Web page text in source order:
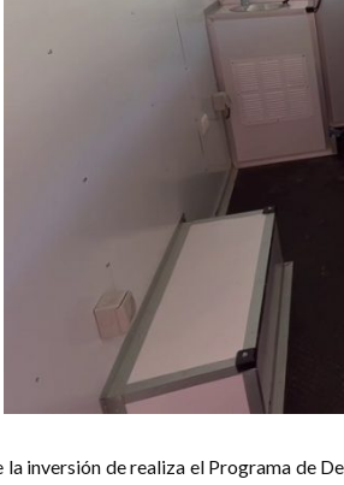
la inversión de realiza el Programa de